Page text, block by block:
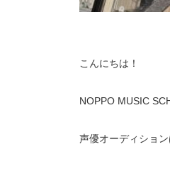
こんにちは！
NOPPO MUSIC
声優オーディション